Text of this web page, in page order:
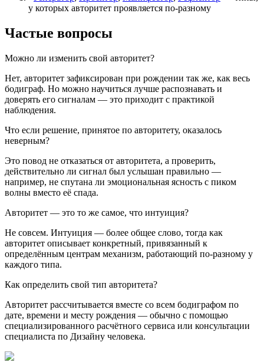
у которых авторитет проявляется по-разному
Частые вопросы
Можно ли изменить свой авторитет?
Нет, авторитет зафиксирован при рождении так же, как весь
бодиграф. Но можно научиться лучше распознавать и
доверять его сигналам — это приходит с практикой
наблюдения.
Что если решение, принятое по авторитету, оказалось
неверным?
Это повод не отказаться от авторитета, а проверить,
действительно ли сигнал был услышан правильно —
например, не спутана ли эмоциональная ясность с пиком
волны вместо её спада.
Авторитет — это то же самое, что интуиция?
Не совсем. Интуиция — более общее слово, тогда как
авторитет описывает конкретный, привязанный к
определённым центрам механизм, работающий по-разному у
каждого типа.
Как определить свой тип авторитета?
Авторитет рассчитывается вместе со всем бодиграфом по
дате, времени и месту рождения — обычно с помощью
специализированного расчётного сервиса или консультации
специалиста по Дизайну человека.